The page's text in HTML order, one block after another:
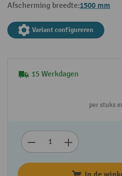
Afscherming breedte:1500 mm
Variant configureren
15 Werkdagen
per stuks